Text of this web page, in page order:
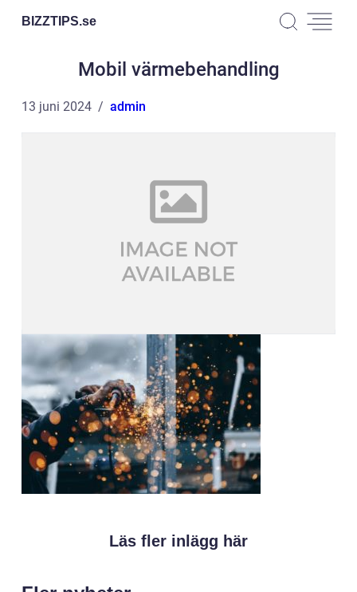
BIZZTIPS.se
Mobil värmebehandling
13 juni 2024 admin
Läs fler inlägg här